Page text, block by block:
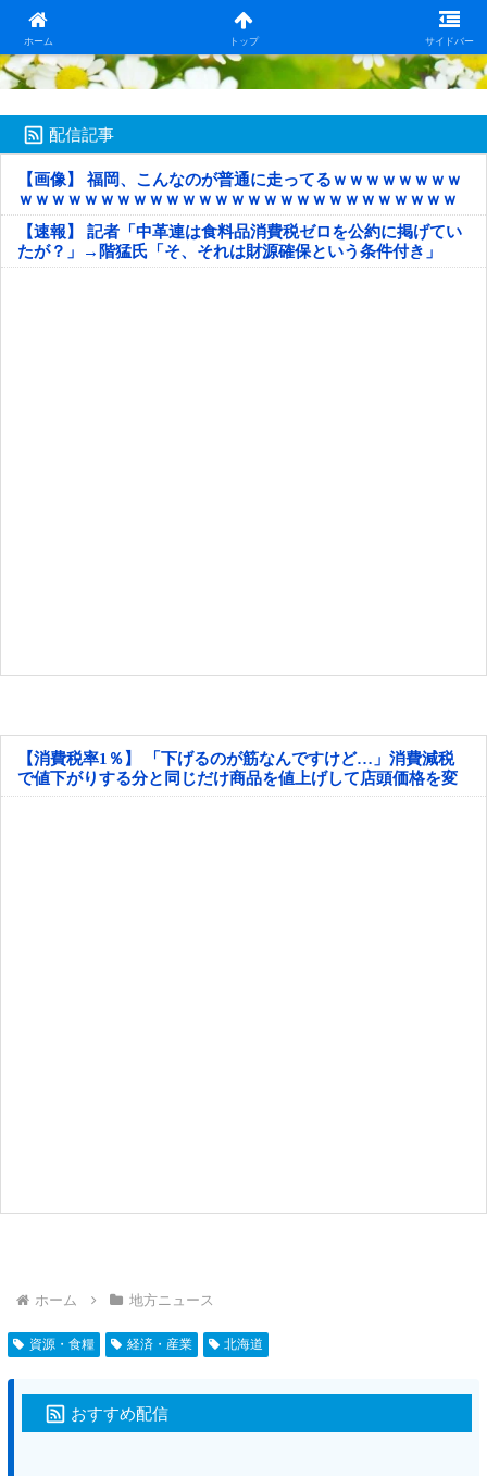
ホーム トップ サイドバー
日本第一！ニュース録
配信記事
【画像】 福岡、こんなのが普通に走ってるｗｗｗｗｗｗｗｗ
ｗｗｗｗｗｗｗｗｗｗｗｗｗｗｗｗｗｗｗｗｗｗｗｗｗｗｗ
ｗｗｗｗｗ
【速報】 記者「中革連は食料品消費税ゼロを公約に掲げてい
たが？」→階猛氏「そ、それは財源確保という条件付き」
【消費税率1％】 「下げるのが筋なんですけど…」消費減税
で値下がりする分と同じだけ商品を値上げして店頭価格を変
えない店も
ホーム 地方ニュース
資源・食糧 経済・産業 北海道
おすすめ配信